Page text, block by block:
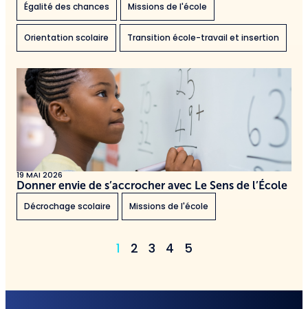
Égalité des chances
Missions de l'école
Orientation scolaire Transition école-travail et insertion
19 MAI 2026
Donner envie de s’accrocher avec Le Sens de l’École
Décrochage scolaire
Missions de l'école
1 2 3 4 5